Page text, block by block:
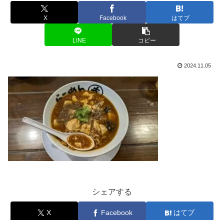
X Facebook はてブ
LINE コピー
2024.11.05
シェアする
X Facebook はてブ